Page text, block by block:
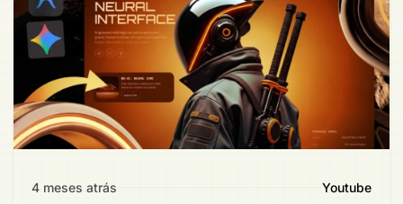
4 meses atrás Youtube